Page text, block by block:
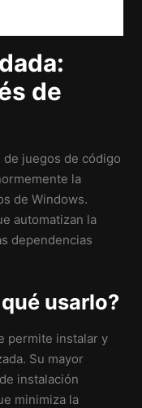
de
juegos de código
la
de Windows.
automatizan la
dependencias
usarlo?
permite instalar y
Su mayor
instalación
minimiza la